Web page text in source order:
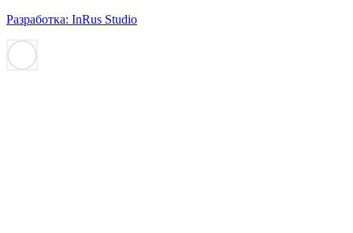
Разработка: InRus Studio